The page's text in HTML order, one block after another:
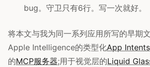
bug。守卫只有6行。写一次就好。
将本文与我为同一系列应用所写的早期
Apple Intelligence的类型化App Intents
的MCP服务器;用于视觉层的Liquid